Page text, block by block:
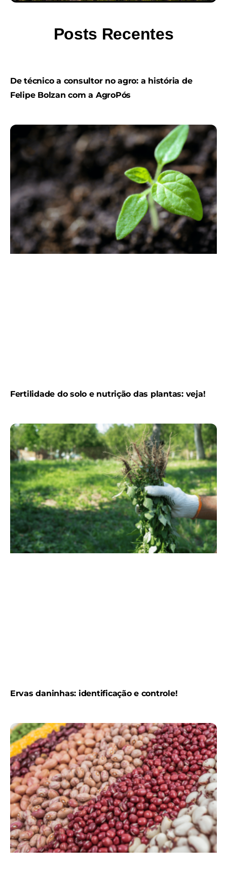
Posts Recentes
De técnico a consultor no agro: a história de
Felipe Bolzan com a AgroPós
Fertilidade do solo e nutrição das plantas: veja!
Ervas daninhas: identificação e controle!